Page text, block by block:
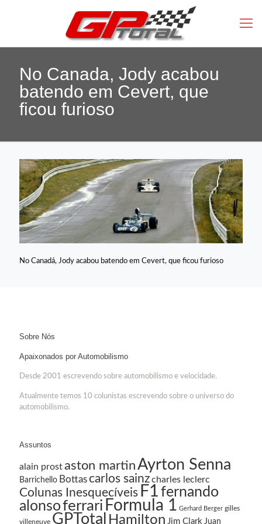
No Canada, Jody acabou
batendo em Cevert, que
ficou furioso
No Canadá, Jody acabou batendo em Cevert, que ficou furioso
Sobre Nós
Apaixonados por Automobilismo
Desde 2001 escrevendo sobre automobilismo e velocidade.
Atualmente temos 10 colunistas escrevendo sobre o universo do
automobilismo.
Assuntos
alain prostaston martinAyrton Senna
Barrichello Bottas carlos sainzcharles leclerc
Colunas Inesquecíveis F1 fernando
alonsoferrari Formula 1 Gerhard Berger gilles
villeneuve GPTotal Hamilton Jim Clark Juan